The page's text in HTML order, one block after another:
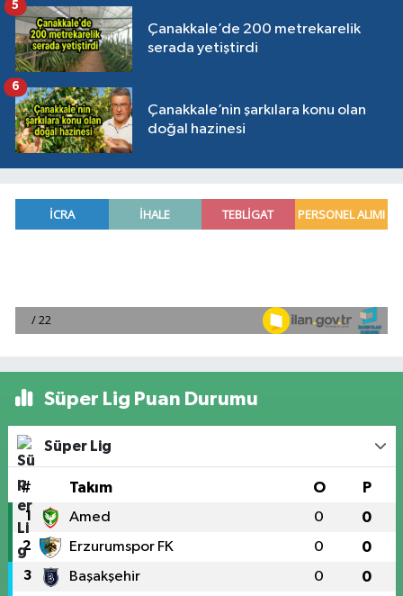
Çanakkale’de 200 metrekarelik
serada yetiştirdi
5
Çanakkale’nin şarkılara konu olan
doğal hazinesi
6
Süper Lig Puan Durumu
Süper Lig
# Takım O P
1 Amed 0 0
2 Erzurumspor FK 0 0
3 Başakşehir 0 0